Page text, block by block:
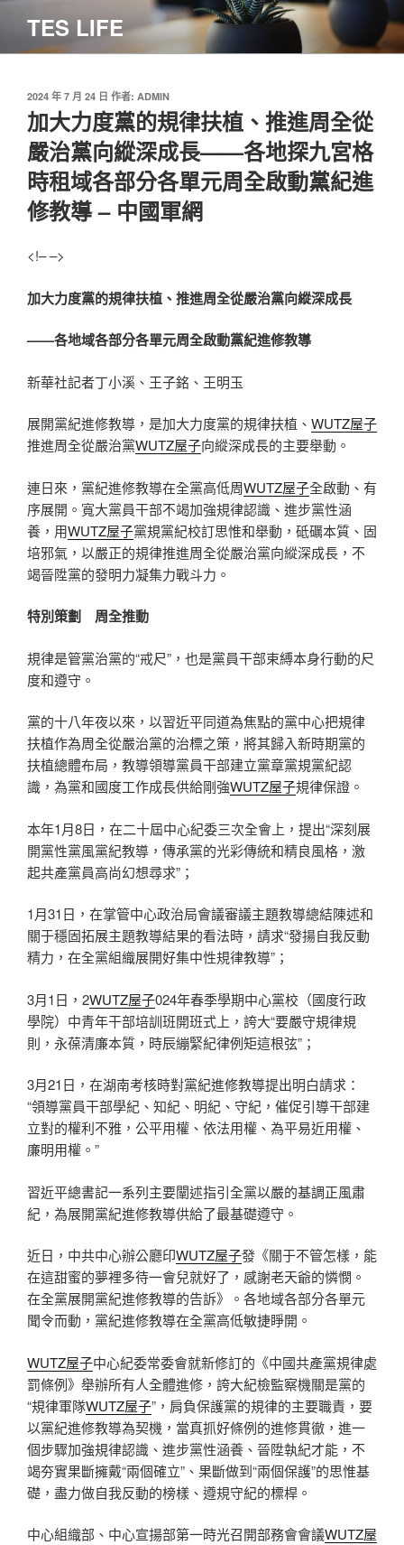
主
TES LIFE
發
佈
於
2024 年 7 月 24 日 作者: ADMIN
加大力度黨的規律扶植、推進周全從
嚴治黨向縱深成長——各地探九宮格
時租域各部分各單元周全啟動黨紀進
修教導 – 中國軍網
<!– –>
加大力度黨的規律扶植、推進周全從嚴治黨向縱深成長
——各地域各部分各單元周全啟動黨紀進修教導
新華社記者丁小溪、王子銘、王明玉
展開黨紀進修教導，是加大力度黨的規律扶植、 WUTZ屋子
推進周全從嚴治黨WUTZ屋子向縱深成長的主要舉動。
連日來，黨紀進修教導在全黨高低周WUTZ屋子全啟動、有
序展開。寬大黨員干部不竭加強規律認識、進步黨性涵
養，用WUTZ屋子黨規黨紀校訂思惟和舉動，砥礪本質、固
培邪氣，以嚴正的規律推進周全從嚴治黨向縱深成長，不
竭晉陞黨的發明力凝集力戰斗力。
特別策劃 周全推動
規律是管黨治黨的“戒尺”，也是黨員干部束縛本身行動的尺
度和遵守。
黨的十八年夜以來，以習近平同道為焦點的黨中心把規律
扶植作為周全從嚴治黨的治標之策，將其歸入新時期黨的
扶植總體布局，教導領導黨員干部建立黨章黨規黨紀認
識，為黨和國度工作成長供給剛強WUTZ屋子規律保證。
本年1月8日，在二十屆中心紀委三次全會上，提出“深刻展
開黨性黨風黨紀教導，傳承黨的光彩傳統和精良風格，激
起共產黨員高尚幻想尋求”；
1月31日，在掌管中心政治局會議審議主題教導總結陳述和
關于穩固拓展主題教導結果的看法時，請求“發揚自我反動
精力，在全黨組織展開好集中性規律教導”；
3月1日，2WUTZ屋子024年春季學期中心黨校（國度行政
學院）中青年干部培訓班開班式上，誇大“要嚴守規律規
則，永葆清廉本質，時辰繃緊紀律例矩這根弦”；
3月21日，在湖南考核時對黨紀進修教導提出明白請求：
“領導黨員干部學紀、知紀、明紀、守紀，催促引導干部建
立對的權利不雅，公平用權、依法用權、為平易近用權、
廉明用權。”
習近平總書記一系列主要闡述指引全黨以嚴的基調正風肅
紀，為展開黨紀進修教導供給了最基礎遵守。
近日，中共中心辦公廳印WUTZ屋子發《關于不管怎樣，能
在這甜蜜的夢裡多待一會兒就好了，感謝老天爺的憐憫。
在全黨展開黨紀進修教導的告訴》。各地域各部分各單元
聞令而動，黨紀進修教導在全黨高低敏捷睜開。
WUTZ屋子中心紀委常委會就新修訂的《中國共產黨規律處
罰條例》舉辦所有人全體進修，誇大紀檢監察機關是黨的
“規律軍隊WUTZ屋子”，肩負保護黨的規律的主要職責，要
以黨紀進修教導為契機，當真抓好條例的進修貫徹，進一
個步驟加強規律認識、進步黨性涵養、晉陞執紀才能，不
竭夯實果斷擁戴“兩個確立”、果斷做到“兩個保護”的思惟基
礎，盡力做自我反動的榜樣、遵規守紀的標桿。
中心組織部、中心宣揚部第一時光召開部務會會議WUTZ屋